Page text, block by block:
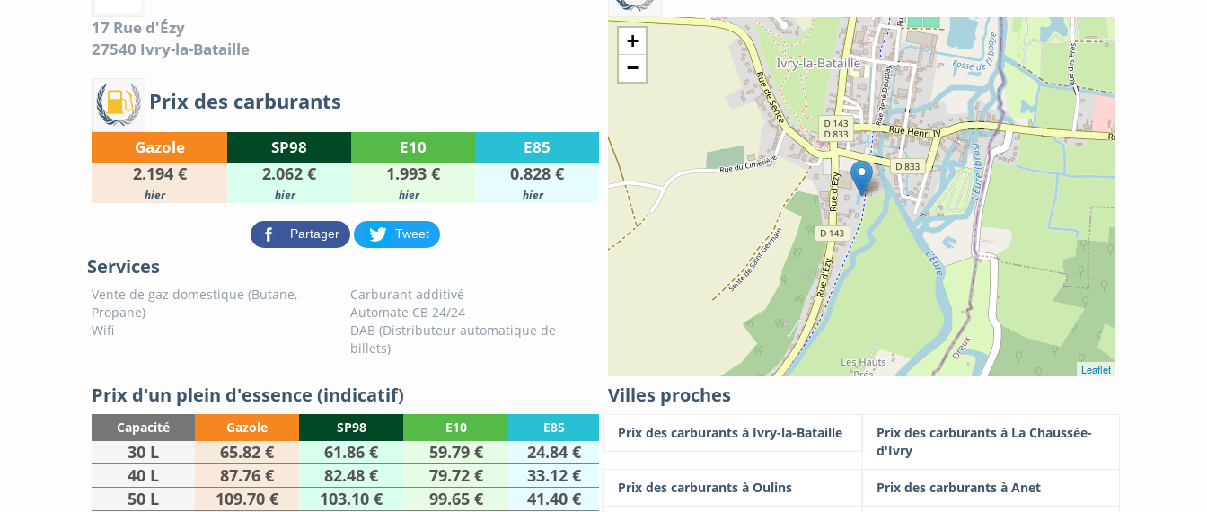
17 Rue d'Ézy
27540 Ivry-la-Bataille
Prix des carburants
Gazole SP98 E10 E85
2.194 € 2.062 € 1.993 € 0.828 €
hier hier hier hier
Partager Tweet
Services
Vente de gaz domestique (Butane,
Propane)
Carburant additivé
Automate CB 24/24
Wifi
DAB (Distributeur automatique de
billets)
+
−
Leaflet
Prix d'un plein d'essence (indicatif)
Capacité Gazole SP98 E10 E85
30 L 65.82 € 61.86 € 59.79 €
24.84 €
40 L
87.76 € 82.48 € 79.72 €
33.12 €
50 L
109.70 € 103.10 € 99.65 €
41.40 €
Villes proches
Prix des carburants à Ivry-la-Bataille
Prix des carburants à La Chaussée-
d'Ivry
Prix des carburants à Oulins Prix des carburants à Anet